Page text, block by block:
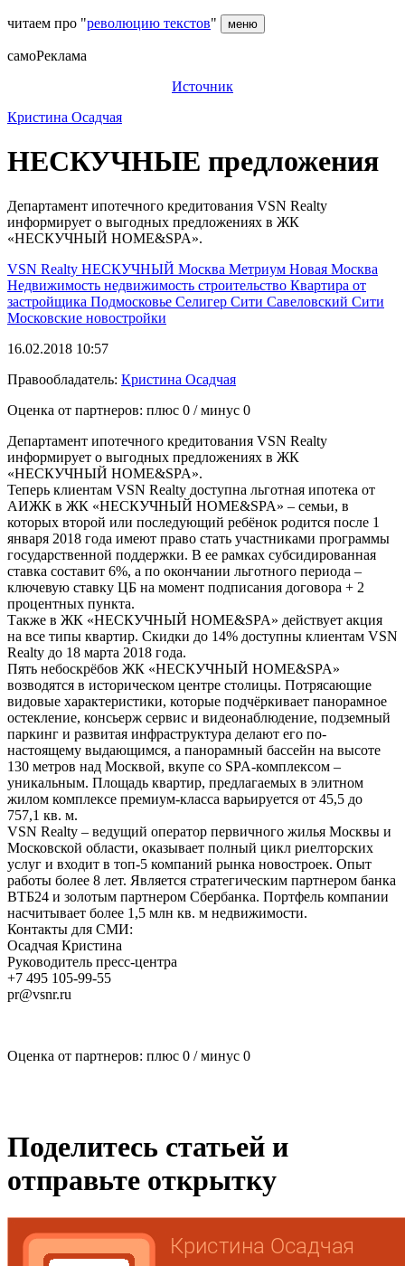
читаем про "революцию текстов" меню
самоРеклама
Источник
Кристина Осадчая
НЕСКУЧНЫЕ предложения
Департамент ипотечного кредитования VSN Realty
информирует о выгодных предложениях в ЖК
«НЕСКУЧНЫЙ HOME&SPA».
VSN Realty НЕСКУЧНЫЙ Москва Метриум Новая Москва
Недвижимость недвижимость строительство Квартира от
застройщика Подмосковье Селигер Сити Савеловский Сити
Московские новостройки
16.02.2018 10:57
Правообладатель: Кристина Осадчая
Оценка от партнеров: плюс 0 / минус 0
Департамент ипотечного кредитования VSN Realty
информирует о выгодных предложениях в ЖК
«НЕСКУЧНЫЙ HOME&SPA».
Теперь клиентам VSN Realty доступна льготная ипотека от
АИЖК в ЖК «НЕСКУЧНЫЙ HOME&SPA» – семьи, в
которых второй или последующий ребёнок родится после 1
января 2018 года имеют право стать участниками программы
государственной поддержки. В ее рамках субсидированная
ставка составит 6%, а по окончании льготного периода –
ключевую ставку ЦБ на момент подписания договора + 2
процентных пункта.
Также в ЖК «НЕСКУЧНЫЙ HOME&SPA» действует акция
на все типы квартир. Скидки до 14% доступны клиентам VSN
Realty до 18 марта 2018 года.
Пять небоскрёбов ЖК «НЕСКУЧНЫЙ HOME&SPA»
возводятся в историческом центре столицы. Потрясающие
видовые характеристики, которые подчёркивает панорамное
остекление, консьерж сервис и видеонаблюдение, подземный
паркинг и развитая инфраструктура делают его по-
настоящему выдающимся, а панорамный бассейн на высоте
130 метров над Москвой, вкупе со SPA-комплексом –
уникальным. Площадь квартир, предлагаемых в элитном
жилом комплексе премиум-класса варьируется от 45,5 до
757,1 кв. м.
VSN Realty – ведущий оператор первичного жилья Москвы и
Московской области, оказывает полный цикл риелторских
услуг и входит в топ-5 компаний рынка новостроек. Опыт
работы более 8 лет. Является стратегическим партнером банка
ВТБ24 и золотым партнером Сбербанка. Портфель компании
насчитывает более 1,5 млн кв. м недвижимости.
Контакты для СМИ:
Осадчая Кристина
Руководитель пресс-центра
+7 495 105-99-55
pr@vsnr.ru
Оценка от партнеров: плюс 0 / минус 0
Поделитесь статьей и
отправьте открытку